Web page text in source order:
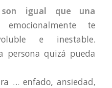
son igual que una
emocionalmente te
e inestable.
persona quizá pueda
… enfado, ansiedad,